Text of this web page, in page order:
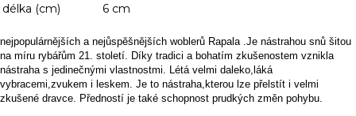
délka (cm)
6 cm
nejpopulárnějších a nejůspěšnějších woblerů Rapala .Je nástrahou snů šitou
na míru rybářům 21. století. Díky tradici a bohatím zkušenostem vznikla
nástraha s jedinečnými vlastnostmi. Létá velmi daleko,láká
vybracemi,zvukem i leskem. Je to nástraha,kterou lze přelstít i velmi
zkušené dravce. Předností je také schopnost prudkých změn pohybu.